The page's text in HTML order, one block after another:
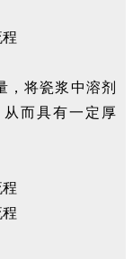
，将瓷浆中溶剂
而具有一定厚